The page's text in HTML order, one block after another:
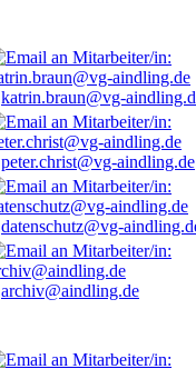
katrin.braun@vg-
peter.christ@vg-aindling.de
datenschutz@vg-
archiv@aindling.de